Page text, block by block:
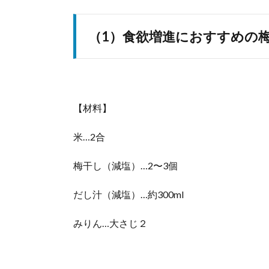
（1）食欲増進におすすめの
【材料】
米…2合
梅干し（減塩）…2〜3個
だし汁（減塩）…約300ml
みりん…大さじ２